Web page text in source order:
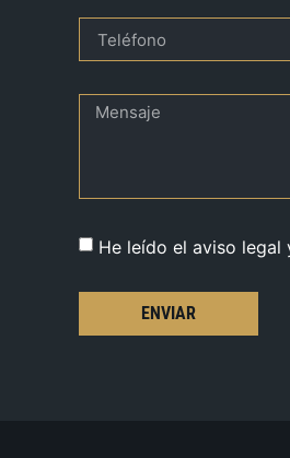
He leído el aviso
ENVIAR